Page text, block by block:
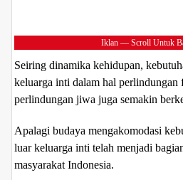
Iklan — Scroll Untuk
Seiring dinamika kehidupan,
keluarga inti dalam hal perlindungan
perlindungan jiwa juga semakin
Apalagi budaya mengakomodasi
luar keluarga inti telah menjadi
masyarakat Indonesia.